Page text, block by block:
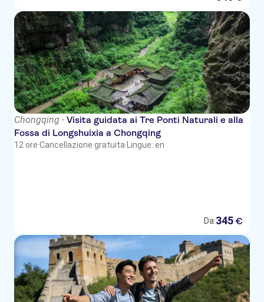
Chongqing - Visita guidata ai Tre Ponti Naturali e alla
Fossa di Longshuixia a Chongqing
12 ore·Cancellazione gratuita· Lingue: en
Da:345 €